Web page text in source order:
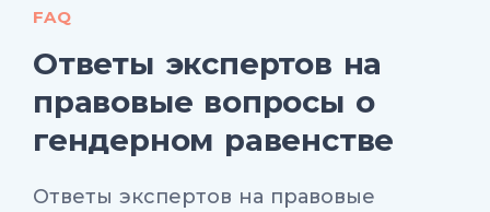
FAQ
Ответы экспертов на
правовые вопросы о
гендерном равенстве
Ответы экспертов на правовые